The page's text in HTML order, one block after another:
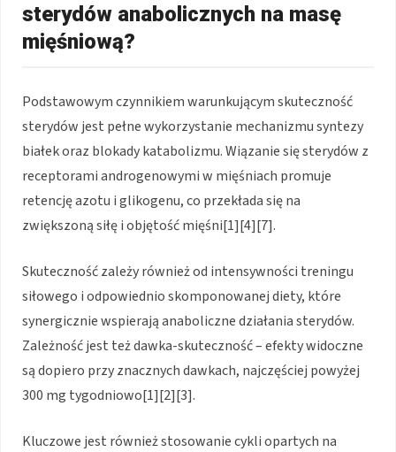
sterydów anabolicznych na masę
mięśniową?
Podstawowym czynnikiem warunkującym skuteczność
sterydów jest pełne wykorzystanie mechanizmu syntezy
białek oraz blokady katabolizmu. Wiązanie się sterydów z
receptorami androgenowymi w mięśniach promuje
retencję azotu i glikogenu, co przekłada się na
zwiększoną siłę i objętość mięśni[1][4][7].
Skuteczność zależy również od intensywności treningu
siłowego i odpowiednio skomponowanej diety, które
synergicznie wspierają anaboliczne działania sterydów.
Zależność jest też dawka-skuteczność – efekty widoczne
są dopiero przy znacznych dawkach, najczęściej powyżej
300 mg tygodniowo[1][2][3].
Kluczowe jest również stosowanie cykli opartych na